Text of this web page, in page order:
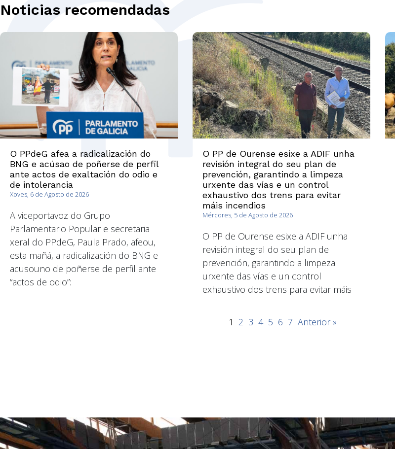
Noticias recomendadas
O PPdeG afea a radicalización do
BNG e acúsao de poñerse de perfil
ante actos de exaltación do odio e
de intolerancia
Xoves, 6 de Agosto de 2026
A viceportavoz do Grupo
Parlamentario Popular e secretaria
xeral do PPdeG, Paula Prado, afeou,
esta mañá, a radicalización do BNG e
acusouno de poñerse de perfil ante
“actos de odio”:
O PP de Ourense esixe a ADIF unha
revisión integral do seu plan de
prevención, garantindo a limpeza
urxente das vías e un control
exhaustivo dos trens para evitar
máis incendios
Mércores, 5 de Agosto de 2026
O PP de Ourense esixe a ADIF unha
revisión integral do seu plan de
prevención, garantindo a limpeza
urxente das vías e un control
exhaustivo dos trens para evitar máis
1 2 3 4 5 6 7 Anterior »